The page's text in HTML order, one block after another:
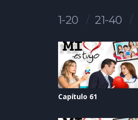
1-20 21-40
Capítulo 61